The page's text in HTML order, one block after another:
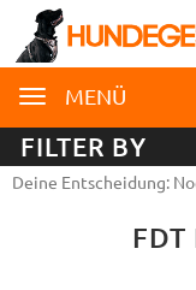
MENÜ
FILTER BY
Deine Entscheidung:
FDT